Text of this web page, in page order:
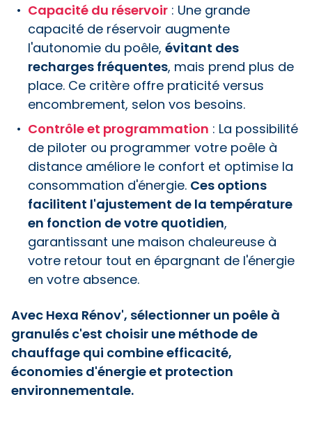
Capacité du réservoir : Une grande
capacité de réservoir augmente
l'autonomie du poêle, évitant des
recharges fréquentes, mais prend plus de
place. Ce critère offre praticité versus
encombrement, selon vos besoins.
Contrôle et programmation : La possibilité
de piloter ou programmer votre poêle à
distance améliore le confort et optimise la
consommation d'énergie. Ces options
facilitent l'ajustement de la température
en fonction de votre quotidien,
garantissant une maison chaleureuse à
votre retour tout en épargnant de l'énergie
en votre absence.
Avec Hexa Rénov', sélectionner un poêle à
granulés c'est choisir une méthode de
chauffage qui combine efficacité,
économies d'énergie et protection
environnementale.